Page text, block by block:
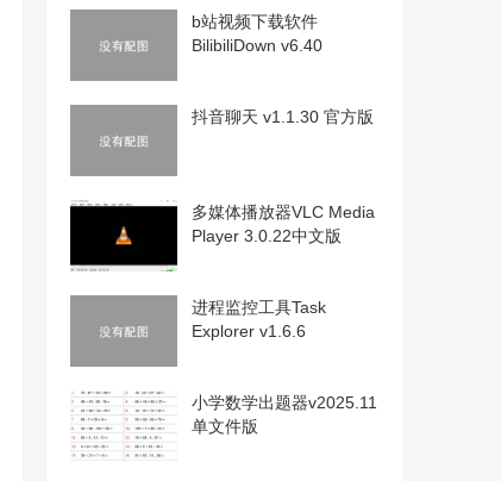
b站视频下载软件
BilibiliDown v6.40
抖音聊天 v1.1.30 官方版
多媒体播放器VLC Media
Player 3.0.22中文版
进程监控工具Task
Explorer v1.6.6
小学数学出题器v2025.11
单文件版